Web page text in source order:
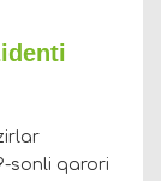
sonli qarori